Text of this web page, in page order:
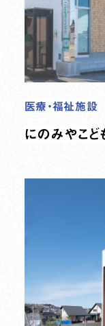
医療・福祉施設
にのみやこど